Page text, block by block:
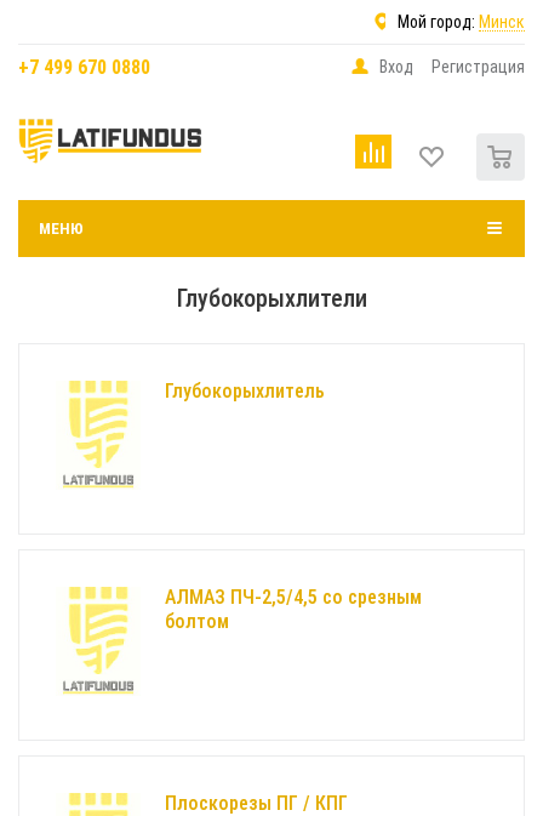
Мой город: Минск
+7 499 670 0880 Вход Регистрация
МЕНЮ
Глубокорыхлители
Глубокорыхлитель
АЛМАЗ ПЧ-2,5/4,5 со срезным
болтом
Плоскорезы ПГ / КПГ